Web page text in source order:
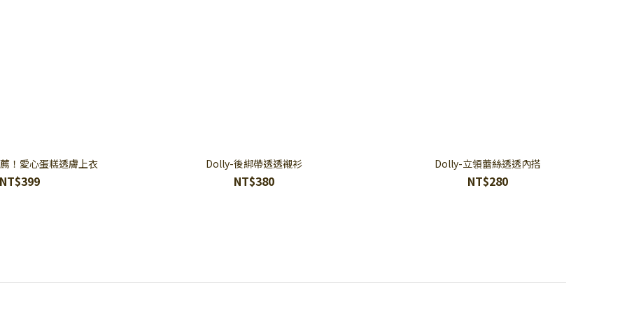
！愛心蛋糕透膚上衣
NT$399
Dolly-後綁帶透透襯衫
NT$380
Dolly-立領蕾絲透透內搭
NT$280